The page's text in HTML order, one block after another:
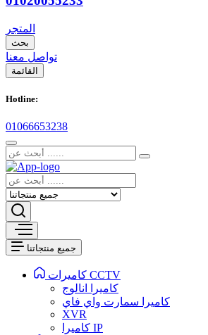
المتجر
بحث
تواصل معنا
القائمة
Hotline:
01066653238
جميع منتجاتنا
كاميرات CCTV
كاميرا انالوج
كاميرا سمارت واي فاي
XVR
كاميرا IP